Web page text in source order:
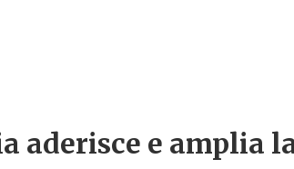
aderisce e amplia